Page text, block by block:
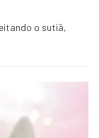
o sutiã,